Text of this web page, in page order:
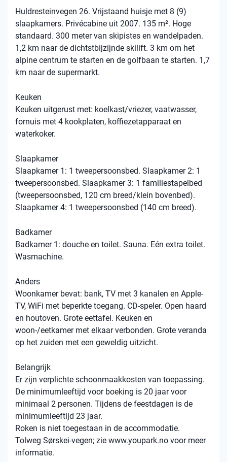
Huldresteinvegen 26. Vrijstaand huisje met 8 (9)
slaapkamers. Privécabine uit 2007. 135 m². Hoge
standaard. 300 meter van skipistes en wandelpaden.
1,2 km naar de dichtstbijzijnde skilift. 3 km om het
alpine centrum te starten en de golfbaan te starten. 1,7
km naar de supermarkt.
Keuken
Keuken uitgerust met: koelkast/vriezer, vaatwasser,
fornuis met 4 kookplaten, koffiezetapparaat en
waterkoker.
Slaapkamer
Slaapkamer 1: 1 tweepersoonsbed. Slaapkamer 2: 1
tweepersoonsbed. Slaapkamer 3: 1 familiestapelbed
(tweepersoonsbed, 120 cm breed/klein bovenbed).
Slaapkamer 4: 1 tweepersoonsbed (140 cm breed).
Badkamer
Badkamer 1: douche en toilet. Sauna. Eén extra toilet.
Wasmachine.
Anders
Woonkamer bevat: bank, TV met 3 kanalen en Apple-
TV, WiFi met beperkte toegang. CD-speler. Open haard
en houtoven. Grote eettafel. Keuken en
woon-/eetkamer met elkaar verbonden. Grote veranda
op het zuiden met een geweldig uitzicht.
Belangrijk
Er zijn verplichte schoonmaakkosten van toepassing.
De minimumleeftijd voor boeking is 20 jaar voor
minimaal 2 personen. Tijdens de feestdagen is de
minimumleeftijd 23 jaar.
Roken is niet toegestaan ​​in de accommodatie.
Tolweg Sørskei-vegen; zie www.youpark.no voor meer
informatie.